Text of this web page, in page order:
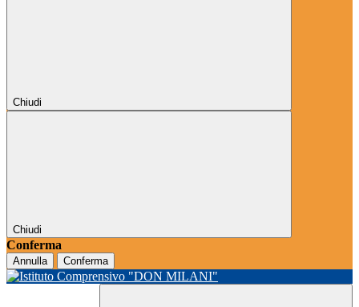
Chiudi
Chiudi
Conferma
Annulla Conferma